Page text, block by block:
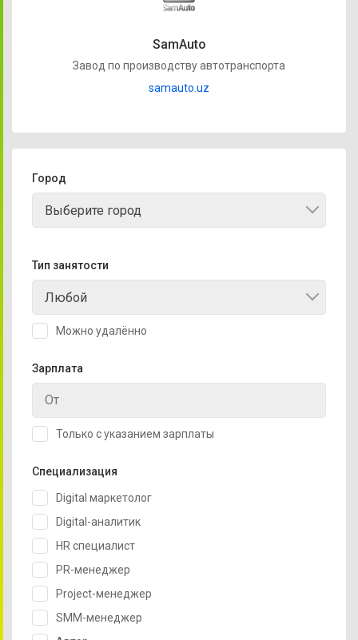
SamAuto
Завод по производству автотранспорта
samauto.uz
Город
Выберите город
Тип занятости
Любой
Можно удалённо
Зарплата
Только с указанием зарплаты
Специализация
Digital маркетолог
Digital-аналитик
HR специалист
PR-менеджер
Project-менеджер
SMM-менеджер